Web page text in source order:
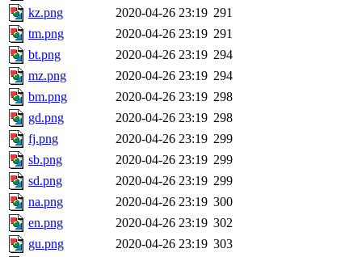
kz.png
2020-04-26 23:19 291
tm.png
2020-04-26 23:19 291
bt.png
2020-04-26 23:19 294
mz.png
2020-04-26 23:19 294
bm.png
2020-04-26 23:19 298
gd.png
2020-04-26 23:19 298
fj.png
2020-04-26 23:19 299
sb.png
2020-04-26 23:19 299
sd.png
2020-04-26 23:19 299
na.png
2020-04-26 23:19 300
en.png
2020-04-26 23:19 302
gu.png
2020-04-26 23:19 303